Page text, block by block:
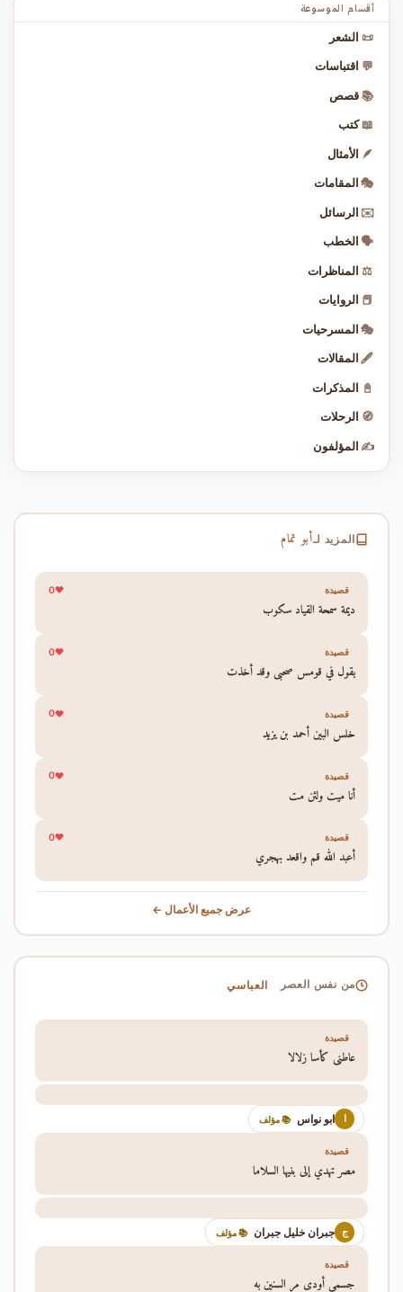
أقسام الموسوعة
📜 الشعر
💬 اقتباسات
📚 قصص
📖 كتب
🪶 الأمثال
🎭 المقامات
✉️ الرسائل
🗣️ الخطب
⚖️ المناظرات
📕 الروايات
🎭 المسرحيات
🖋️ المقالات
📓 المذكرات
🧭 الرحلات
✍️ المؤلفون
المزيد لـأبو تمام
قصيدة 0
ديمة سمحة القياد سكوب
قصيدة 0
يقول في قومس صحبي وقد أخذت
قصيدة 0
خلس البين أحمد بن يزيد
قصيدة 0
أنا ميت ولئن مت
قصيدة 0
أعبد الله قم واقعد بهجري
عرض جميع الأعمال ←
من نفس العصر العباسي
قصيدة
عاطني كأسا زلالا
ا ابو نواس 📚 مؤلف
قصيدة
مصر تهدي إلى بنيها السلاما
ج جبران خليل جبران 📚 مؤلف
قصيدة
جسمي أودى مر السنين به